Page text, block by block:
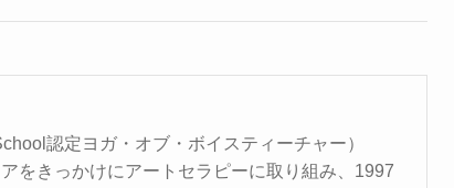
認定ヨガ・オブ・ボイスティーチャー）
をきっかけにアートセラピーに取り組み、1997